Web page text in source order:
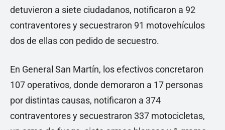
detuvieron a siete ciudadanos, notificaron a 92
contraventores y secuestraron 91 motovehículos
dos de ellas con pedido de secuestro.
En General San Martín, los efectivos concretaron
107 operativos, donde demoraron a 17 personas
por distintas causas, notificaron a 374
contraventores y secuestraron 337 motocicletas,